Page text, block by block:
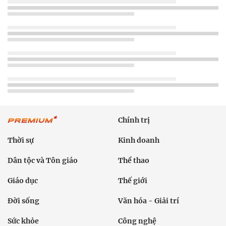
Chính trị
Thời sự Kinh doanh
Dân tộc và Tôn giáo Thể thao
Giáo dục Thế giới
Đời sống Văn hóa - Giải trí
Sức khỏe Công nghệ